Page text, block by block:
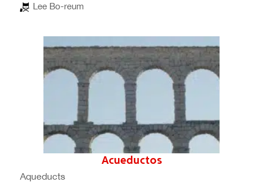
Lee Bo-reum
Acueductos
Aqueducts